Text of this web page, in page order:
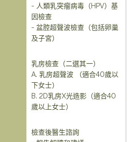
- 人類乳突瘤病毒（HPV）基
因檢查
- 盆腔超聲波檢查（包括卵巢
及子宮）
乳房檢查（二選其一）
A. 乳房超聲波 （適合40歲以
下女士）
B. 2D乳房X光造影（適合40
歲以上女士）
檢查後醫生諮詢